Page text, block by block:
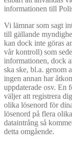
informationen till
Vi lämnar som sagt
till gällande
kan dock inte göras
vår kontroll) som
informationen, dock
ska ske, bl.a. genom
ingen annan har
uppdaterade osv. En
väljer att registrera
olika lösenord för
lösenord på flera
dataintrång så
detta omgående.